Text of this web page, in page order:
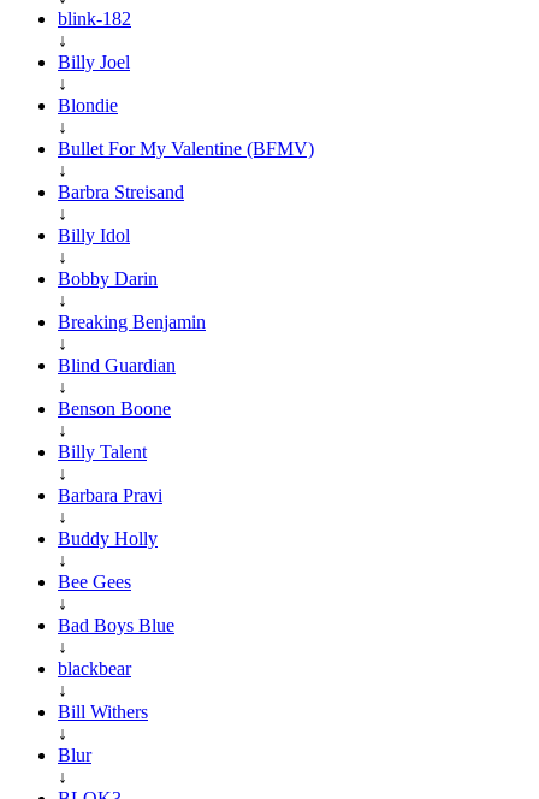
blink-182
↓
Billy Joel
↓
Blondie
↓
Bullet For My Valentine (BFMV)
↓
Barbra Streisand
↓
Billy Idol
↓
Bobby Darin
↓
Breaking Benjamin
↓
Blind Guardian
↓
Benson Boone
↓
Billy Talent
↓
Barbara Pravi
↓
Buddy Holly
↓
Bee Gees
↓
Bad Boys Blue
↓
blackbear
↓
Bill Withers
↓
Blur
↓